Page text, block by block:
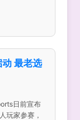
最老选
日前宣布
玩家参赛，